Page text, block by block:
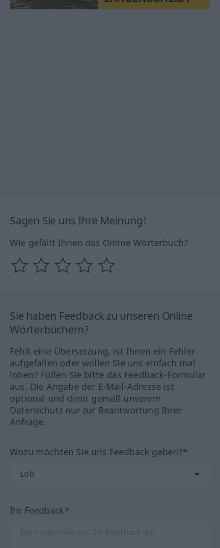
Sagen Sie uns Ihre Meinung!
Wie gefällt Ihnen das Online Wörterbuch?
Sie haben Feedback zu unseren Online
Wörterbüchern?
Fehlt eine Übersetzung, ist Ihnen ein Fehler
aufgefallen oder wollen Sie uns einfach mal
loben? Füllen Sie bitte das Feedback-Formular
aus. Die Angabe der E-Mail-Adresse ist
optional und dient gemäß unserem
Datenschutz nur zur Beantwortung Ihrer
Anfrage.
Wozu möchten Sie uns Feedback geben?*
Ihr Feedback*